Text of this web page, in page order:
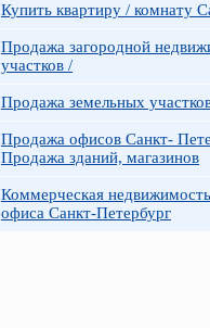
Купить квартиру / комнату
Продажа загородной
участков /
Продажа земельных
Продажа офисов Санкт-
Продажа зданий, магазинов
Коммерческая
офиса Санкт-Петербург